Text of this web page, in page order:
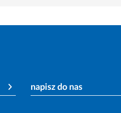
napisz do nas